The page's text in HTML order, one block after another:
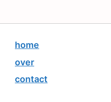
home
over
contact